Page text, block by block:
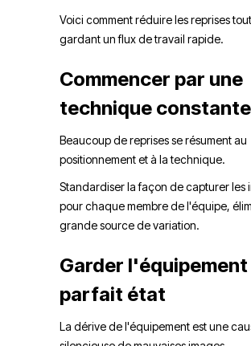
Voici comment réduire les reprises
gardant un flux de travail rapide.
Commencer par une
technique constante
Beaucoup de reprises se résument au
positionnement et à la technique.
Standardiser la façon de capturer les
pour chaque membre de l'équipe,
grande source de variation.
Garder l'équipement
parfait état
La dérive de l'équipement est une